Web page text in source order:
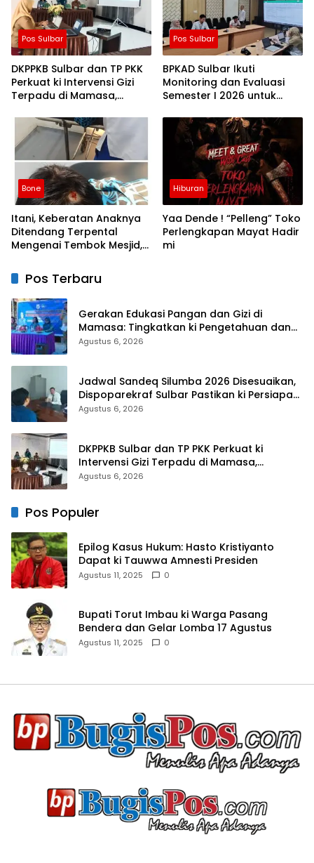
Pos Sulbar
DKPPKB Sulbar dan TP PKK
Perkuat ki Intervensi Gizi
Terpadu di Mamasa,
Maju dan Sejahtera
Pos Sulbar
BPKAD Sulbar Ikuti
Monitoring dan Evaluasi
Semester I 2026 untuk
Penyerapan Anggaran
Bone
Itani, Keberatan Anaknya
Ditendang Terpental
Mengenai Tembok Mesjid,
Polisi
Hiburan
Yaa Dende ! “Pelleng” Toko
Perlengkapan Mayat Hadir
mi
Pos Terbaru
Gerakan Edukasi Pangan dan Gizi di
Mamasa: Tingkatkan ki Pengetahuan dan
Keterampilan Keluarga dalam Pemenuhan
Agustus 6, 2026
Jadwal Sandeq Silumba 2026 Disesuaikan,
Dispoparekraf Sulbar Pastikan ki Persiapan
Tetap Dimatangkan
Agustus 6, 2026
DKPPKB Sulbar dan TP PKK Perkuat ki
Intervensi Gizi Terpadu di Mamasa,
Wujudkan Generasi Sulbar Maju dan
Agustus 6, 2026
Pos Populer
Epilog Kasus Hukum: Hasto Kristiyanto
Dapat ki Tauwwa Amnesti Presiden
Agustus 11, 2025 0
Bupati Torut Imbau ki Warga Pasang
Bendera dan Gelar Lomba 17 Agustus
Agustus 11, 2025 0